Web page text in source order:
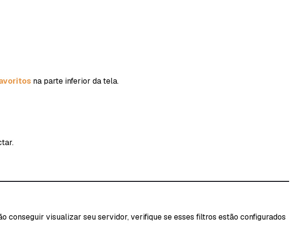
na parte inferior da tela.
conseguir visualizar seu servidor, verifique se esses filtros estão configurados